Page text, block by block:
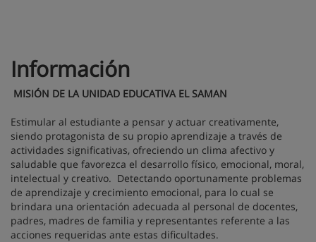
Información
MISIÓN DE LA UNIDAD EDUCATIVA EL SAMAN
Estimular al estudiante a pensar y actuar creativamente,
siendo protagonista de su propio aprendizaje a través de
actividades significativas, ofreciendo un clima afectivo y
saludable que favorezca el desarrollo físico, emocional, moral,
intelectual y creativo. Detectando oportunamente problemas
de aprendizaje y crecimiento emocional, para lo cual se
brindara una orientación adecuada al personal de docentes,
padres, madres de familia y representantes referente a las
acciones requeridas ante estas dificultades.